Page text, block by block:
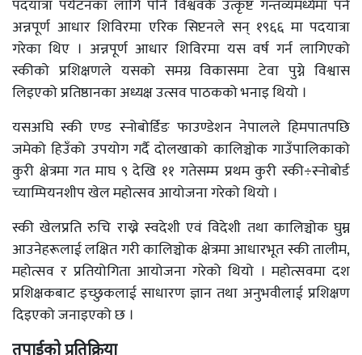
पदयात्रा पर्यटनका लागि पनि विश्ववकै उत्कृष्ट गन्तव्यमध्येमा पर्ने
अन्नपूर्ण आधार शिविरमा एरिक सिप्टनले सन् १९६६ मा पदयात्रा
गरेका थिए । अन्नपूर्ण आधार शिविरमा यस वर्ष गर्न लागिएको
स्कीको प्रशिक्षणले यसको समग्र विकासमा टेवा पुग्ने विश्वास
लिइएको प्रतिष्ठानका अध्यक्ष उत्सव पाठकको भनाइ थियो ।
यसअघि स्की एण्ड स्नोबोर्डिङ फाउण्डेशन नेपालले हिमपातपछि
जमेको हिउँको उपयोग गर्दै दोलखाको कालिञ्चोक गाउँपालिकाको
कुरी क्षेत्रमा गत माघ ९ देखि ११ गतेसम्म प्रथम कुरी स्की÷स्नोबोर्ड
च्याम्पियनशीप खेल महोत्सव आयोजना गरेको थियो ।
स्की खेलप्रति रुचि राख्ने स्वदेशी एवं विदेशी तथा कालिञ्चोक घुम्न
आउनेहरूलाई लक्षित गरी कालिञ्चोक क्षेत्रमा आधारभूत स्की तालीम,
महोत्सव र प्रतियोगिता आयोजना गरेको थियो । महोत्सवमा दश
प्रशिक्षकबाट इच्छुकलाई साधारण ज्ञान तथा अनुभवीलाई प्रशिक्षण
दिइएको जनाइएको छ ।
तपाईको प्रतिक्रिया